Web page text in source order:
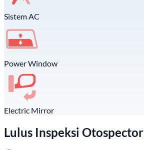
Sistem AC
Power Window
Electric Mirror
Lulus Inspeksi Otospector